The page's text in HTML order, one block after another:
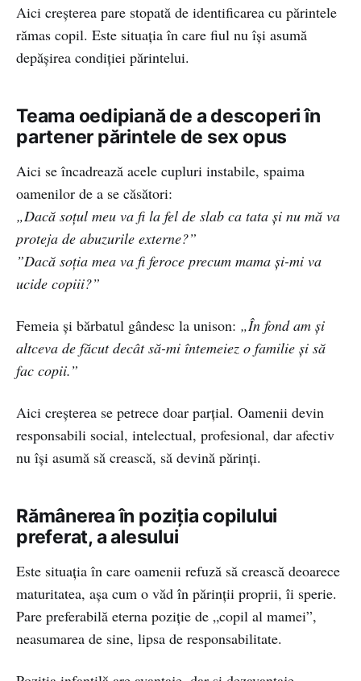
Aici creșterea pare stopată de identificarea cu părintele
rămas copil. Este situația în care fiul nu își asumă
depășirea condiției părintelui.
Teama oedipiană de a descoperi în
partener părintele de sex opus
Aici se încadrează acele cupluri instabile, spaima
oamenilor de a se căsători:
„Dacă soțul meu va fi la fel de slab ca tata și nu mă va
proteja de abuzurile externe?”
”Dacă soția mea va fi feroce precum mama și-mi va
ucide copiii?”
Femeia și bărbatul gândesc la unison: „În fond am și
altceva de făcut decât să-mi întemeiez o familie și să
fac copii.”
Aici creșterea se petrece doar parțial. Oamenii devin
responsabili social, intelectual, profesional, dar afectiv
nu își asumă să crească, să devină părinți.
Rămânerea în poziția copilului
preferat, a alesului
Este situația în care oamenii refuză să crească deoarece
maturitatea, așa cum o văd în părinții proprii, îi sperie.
Pare preferabilă eterna poziție de „copil al mamei”,
neasumarea de sine, lipsa de responsabilitate.